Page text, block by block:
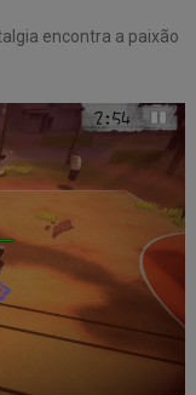
encontra a paixão